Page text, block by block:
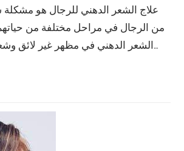
علاج الشعر الدهني للرجال هو مشكلة
من الرجال في مراحل مختلفة من
الشعر الدهني في مظهر غير لائق وشعور بالانزعاج والاح…